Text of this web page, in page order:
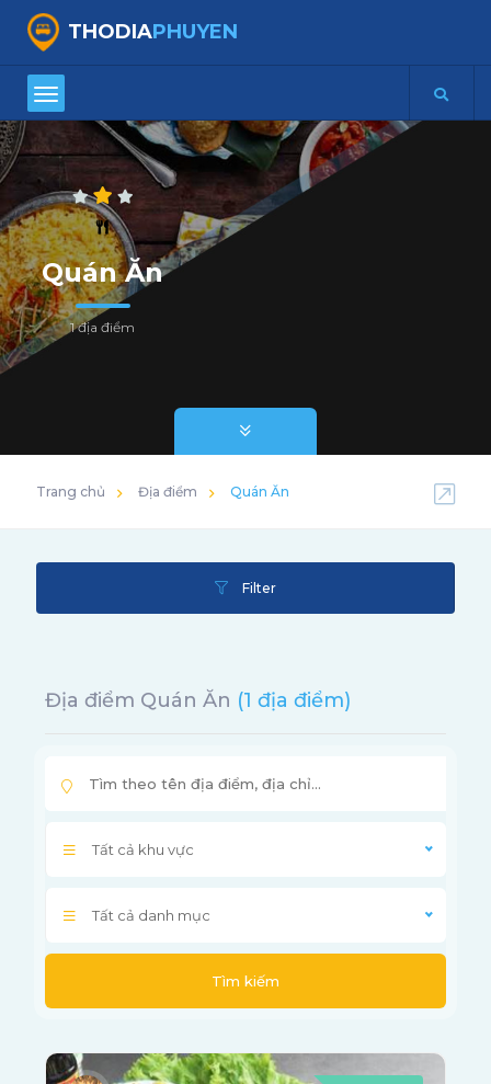
THODIAPHUYEN
Quán Ăn
1 địa điểm
Trang chủ Địa điểm Quán Ăn
Filter
Địa điểm Quán Ăn (1 địa điểm)
Tất cả khu vực
Tất cả danh mục
Tìm kiếm